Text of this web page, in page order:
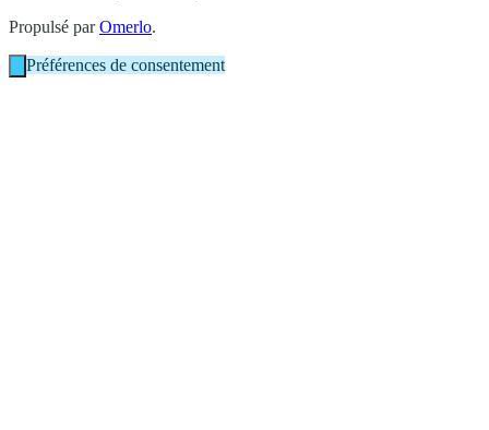
Propulsé parOmerlo.
Préférences de consentement